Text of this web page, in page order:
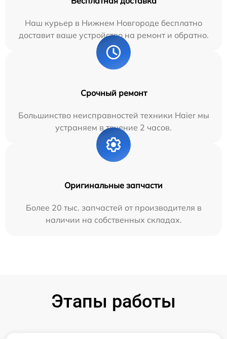
Наш курьер в Нижнем Новгороде бесплатно
доставит ваше устройство на ремонт и обратно.
Срочный ремонт
Большинство неисправностей техники Haier мы
устраняем в течение 2 часов.
Оригинальные запчасти
Более 20 тыс. запчастей от производителя в
наличии на собственных складах.
Этапы работы